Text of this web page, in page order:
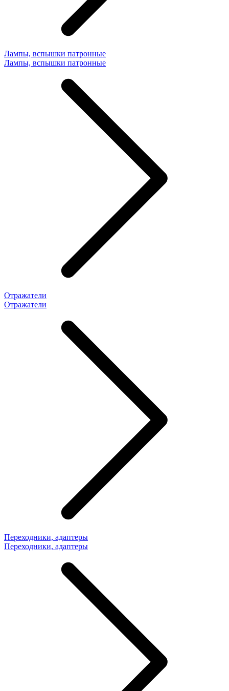
Лампы, вспышки патронные
Лампы, вспышки патронные
Отражатели
Отражатели
Переходники, адаптеры
Переходники, адаптеры